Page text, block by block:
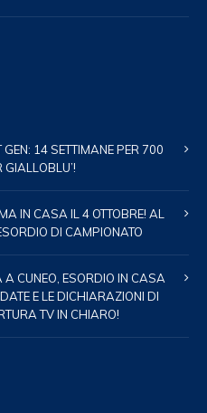
14 SETTIMANE PER 700
GIALLOBLU’!
IN CASA IL 4 OTTOBRE! AL
DI CAMPIONATO
CUNEO, ESORDIO IN CASA
E LE DICHIARAZIONI DI
TV IN CHIARO!